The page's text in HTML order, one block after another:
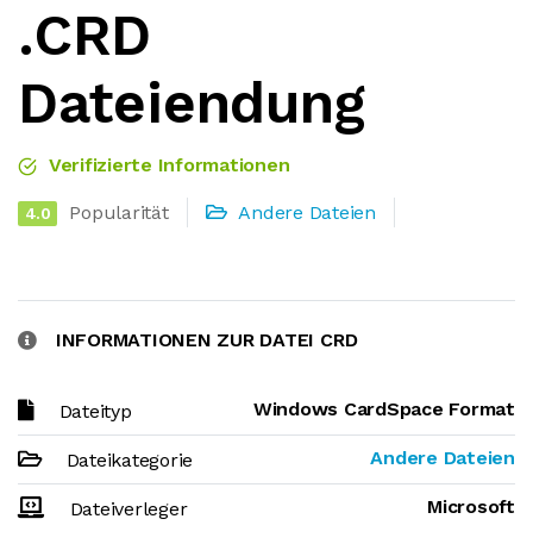
.CRD
Dateiendung
Verifizierte Informationen
4.0 Popularität Andere Dateien
INFORMATIONEN ZUR DATEI CRD
Dateityp Windows CardSpace Format
Dateikategorie Andere Dateien
Dateiverleger Microsoft